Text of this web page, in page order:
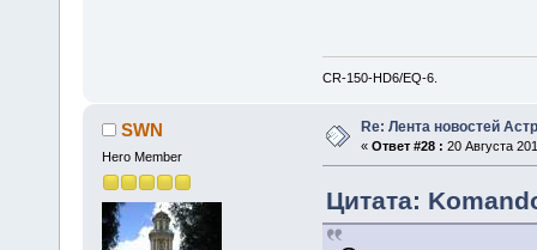
CR-150-HD6/EQ-6.
SWN
Hero Member
Re: Лента новостей
« Ответ #28 : 20 Августа
Цитата: